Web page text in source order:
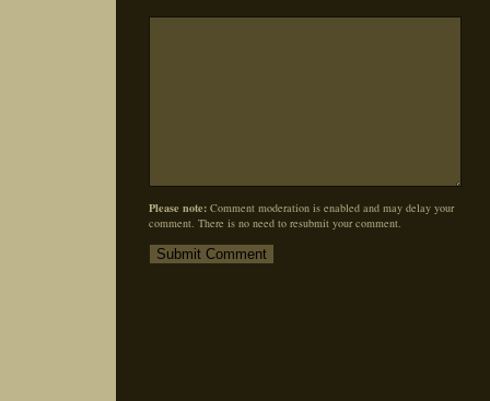
Please note: Comment moderation is enabled and may delay your
comment. There is no need to resubmit your comment.